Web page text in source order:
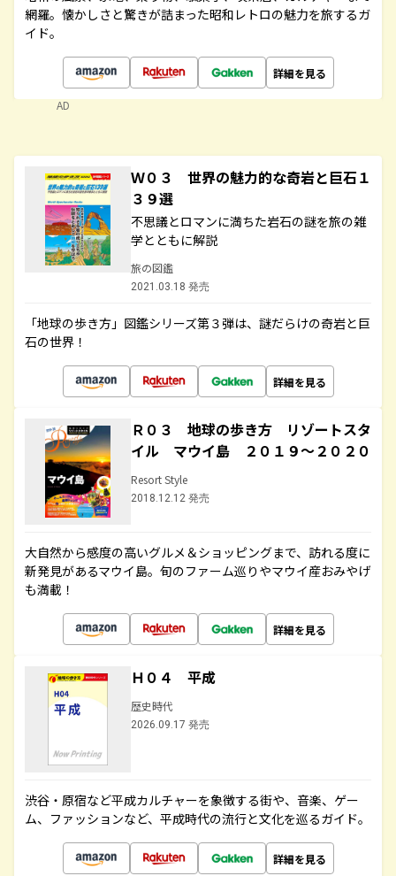
網羅。懐かしさと驚きが詰まった昭和レトロの魅力を旅するガ
イド。
詳細を見る
AD
Ｗ０３ 世界の魅力的な奇岩と巨石１
３９選
不思議とロマンに満ちた岩石の謎を旅の雑
学とともに解説
旅の図鑑
2021.03.18 発売
「地球の歩き方」図鑑シリーズ第３弾は、謎だらけの奇岩と巨
石の世界！
詳細を見る
Ｒ０３ 地球の歩き方 リゾートスタ
イル マウイ島 ２０１９～２０２０
Resort Style
2018.12.12 発売
大自然から感度の高いグルメ＆ショッピングまで、訪れる度に
新発見があるマウイ島。旬のファーム巡りやマウイ産おみやげ
も満載！
詳細を見る
Ｈ０４ 平成
歴史時代
2026.09.17 発売
渋谷・原宿など平成カルチャーを象徴する街や、音楽、ゲー
ム、ファッションなど、平成時代の流行と文化を巡るガイド。
詳細を見る